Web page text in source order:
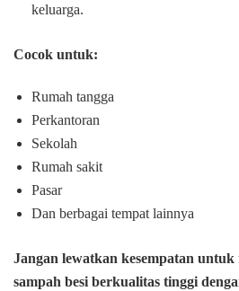
keluarga.
Cocok untuk:
Rumah tangga
Perkantoran
Sekolah
Rumah sakit
Pasar
Dan berbagai tempat lainnya
Jangan lewatkan kesempatan
sampah besi berkualitas tinggi